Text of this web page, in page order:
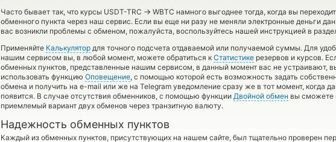
Часто бывает так, что курсы USDT-TRC → WBTC намного выгоднее тогда, когда вы
обменного пункта через наш сервис. Если вы еще ни разу не меняли электронные деньги
вас возникли проблемы с обменом, пожалуйста, воспользуйтесь нашей инструкцией в
Применяйте Калькулятор для точного подсчета отдаваемой или получаемой суммы. Для
нашим сервисом вы, в любой момент, можете обратиться к Статистике резервов и курсов.
обменных пунктов, представленные нашим сервисом, в данный момент вас не устраивают,
использовать функцию Оповещение, с помощью которой есть возможность задать
обмена и получить на e-mail или же на Telegram уведомление сразу же в тот момент, когда
появится. В случае отсутствия обменников, с помощью функции Двойной обмен вы сможете
приемлемый вариант двух обменов через транзитную валюту.
Надежность обменных пунктов
Каждый из обменных пунктов, присутствующих на нашем сайте, был тщательно проверен